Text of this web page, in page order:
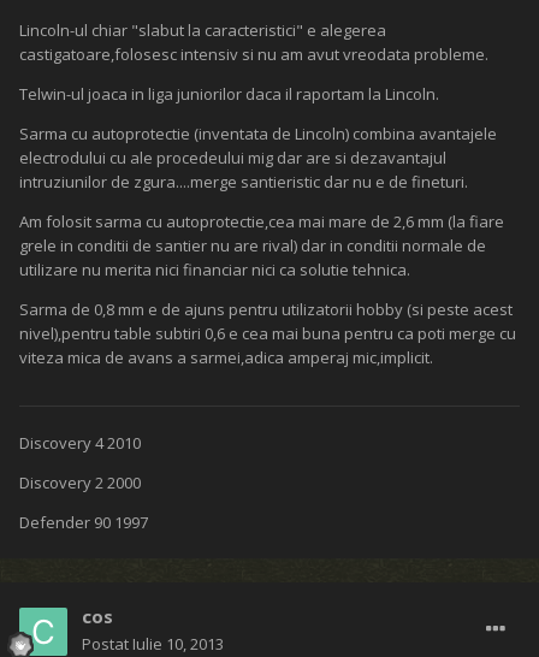
Lincoln-ul chiar "slabut la caracteristici" e alegerea
castigatoare,folosesc intensiv si nu am avut vreodata probleme.
Telwin-ul joaca in liga juniorilor daca il raportam la Lincoln.
Sarma cu autoprotectie (inventata de Lincoln) combina avantajele
electrodului cu ale procedeului mig dar are si dezavantajul
intruziunilor de zgura....merge santieristic dar nu e de fineturi.
Am folosit sarma cu autoprotectie,cea mai mare de 2,6 mm (la fiare
grele in conditii de santier nu are rival) dar in conditii normale de
utilizare nu merita nici financiar nici ca solutie tehnica.
Sarma de 0,8 mm e de ajuns pentru utilizatorii hobby (si peste acest
nivel),pentru table subtiri 0,6 e cea mai buna pentru ca poti merge cu
viteza mica de avans a sarmei,adica amperaj mic,implicit.
Discovery 4 2010
Discovery 2 2000
Defender 90 1997
cos
Postat Iulie 10, 2013